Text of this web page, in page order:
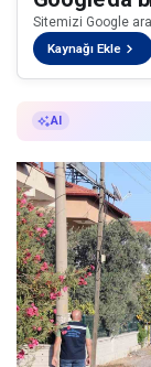
Sitemizi Google
Kaynağı Ekle
AI